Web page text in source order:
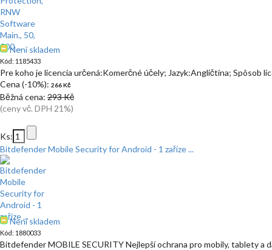
Není skladem
Kód: 1185433
Pre koho je licencia určená:Komerčné účely; Jazyk:Angličtina; Spôsob
Cena (-10%): 266 Kč
Běžná cena: 293 Kč
(ceny vč. DPH 21%)
Ks:
Bitdefender Mobile Security for Android - 1 zaříze ...
Není skladem
Kód: 1880033
Bitdefender MOBILE SECURITY Nejlepší ochrana pro mobily, tablety a